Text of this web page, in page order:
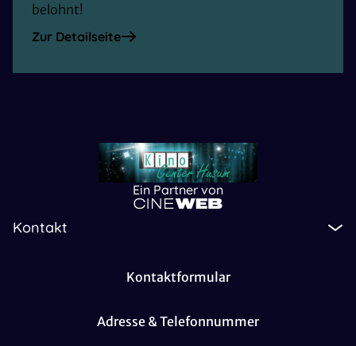
belohnt!
Zur Detailseite
Ein Partner von
Kontakt
Kontaktformular
Adresse & Telefonnummer